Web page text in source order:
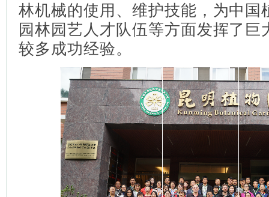
林机械的使用、维护技能，为中国
园林园艺人才队伍等方面发挥了巨
较多成功经验。